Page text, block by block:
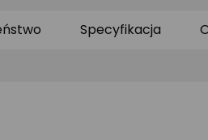
gwiazdki
Specyfikacja